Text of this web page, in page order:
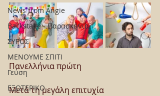
News from Angie
Backstage - Παρασκήνια
ΣΥΡΟΣ
ΜΕΝΟΥΜΕ ΣΠΙΤΙ
Γεύση
ΕΞΩΤΕΡΙΚΟ
Πανελλήνια πρώτη
Μετά τη μεγάλη επιτυχία